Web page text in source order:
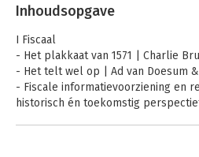
Inhoudsopgave
I Fiscaal
- Het plakkaat van 1571 | Charlie
- Het telt wel op | Ad van Doesum
- Fiscale informatievoorziening en
historisch én toekomstig